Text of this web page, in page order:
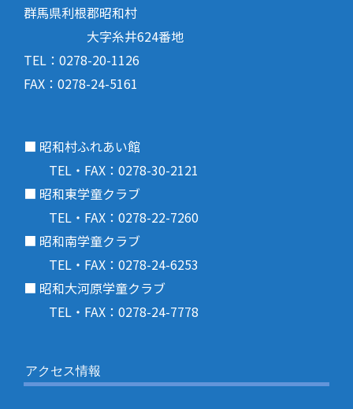
群馬県利根郡昭和村
大字糸井624番地
TEL：0278-20-1126
FAX：0278-24-5161
■ 昭和村ふれあい館
TEL・FAX：0278-30-2121
■ 昭和東学童クラブ
TEL・FAX：0278-22-7260
■ 昭和南学童クラブ
TEL・FAX：0278-24-6253
■ 昭和大河原学童クラブ
TEL・FAX：0278-24-7778
アクセス情報